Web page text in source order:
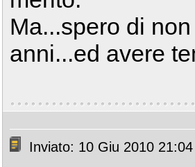
Ma...spero di
anni...ed avere
Inviato: 10 Giu 2010 21:04